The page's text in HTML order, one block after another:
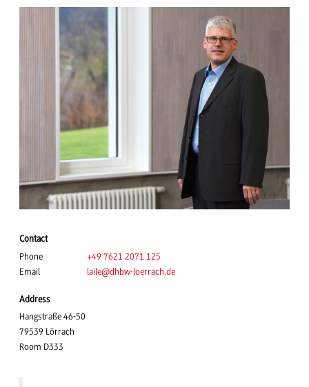
Contact
Phone
+49 7621 2071 125
Email
laile@dhbw-loerrach.de
Address
Hangstraße 46-50
79539 Lörrach
Room D333